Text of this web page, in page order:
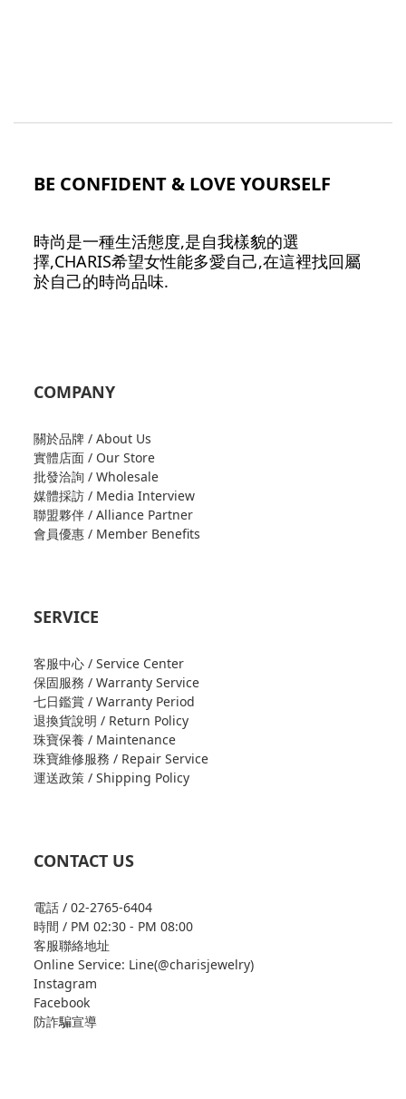
BE CONFIDENT & LOVE YOURSELF
時尚是一種生活態度,是自我樣貌的選
擇,CHARIS希望女性能多愛自己,在這裡找回屬
於自己的時尚品味.
COMPANY
關於品牌 / About Us
實體店面 / Our Store
批發洽詢 / Wholesale
媒體採訪 / Media Interview
聯盟夥伴 / Alliance Partner
會員優惠 / Member Benefits
SERVICE
客服中心 / Service Center
保固服務 / Warranty Service
七日鑑賞 / Warranty Period
退換貨說明 / Return Policy
珠寶保養 / Maintenance
珠寶維修服務 / Repair Service
運送政策 / Shipping Policy
CONTACT US
電話 / 02-2765-6404
時間 / PM 02:30 - PM 08:00
客服聯絡地址
Online Service: Line(@charisjewelry)
Instagram
Facebook
防詐騙宣導